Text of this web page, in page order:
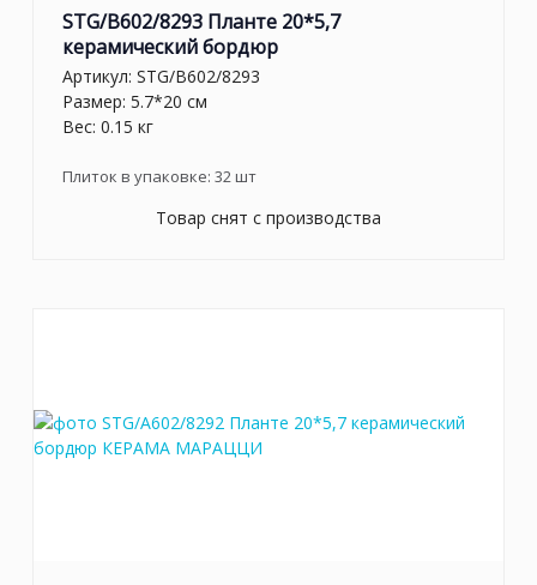
STG/B602/8293 Планте 20*5,7
керамический бордюр
Артикул: STG/B602/8293
Размер: 5.7*20 см
Вес: 0.15 кг
Плиток в упаковке: 32шт
Товар снят с производства